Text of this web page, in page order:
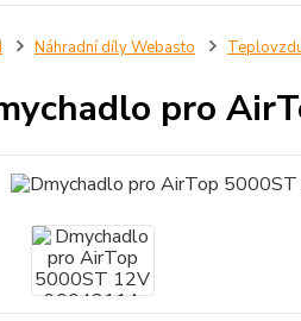
Náhradní díly Webasto
pro